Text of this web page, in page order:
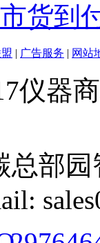
货到
| 广告服务 | 网站
仪器
总部